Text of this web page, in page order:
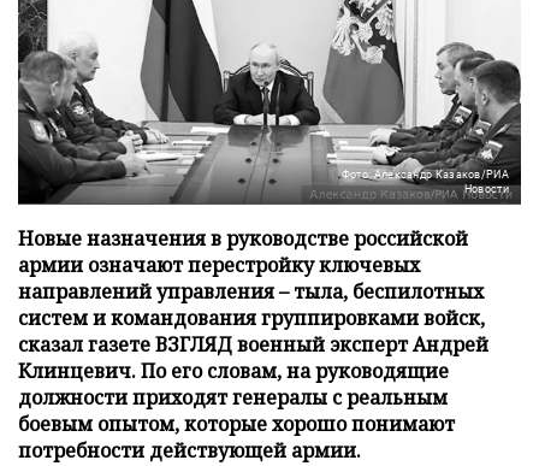
Фото: Александр Казаков/РИА
Новости
Новые назначения в руководстве российской
армии означают перестройку ключевых
направлений управления – тыла, беспилотных
систем и командования группировками войск,
сказал газете ВЗГЛЯД военный эксперт Андрей
Клинцевич. По его словам, на руководящие
должности приходят генералы с реальным
боевым опытом, которые хорошо понимают
потребности действующей армии.